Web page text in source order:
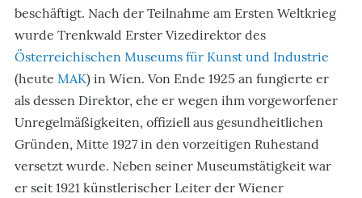
beschäftigt. Nach der Teilnahme am Ersten Weltkrieg
wurde Trenkwald Erster Vizedirektor des
Österreichischen Museums für Kunst und Industrie
(heute MAK) in Wien. Von Ende 1925 an fungierte er
als dessen Direktor, ehe er wegen ihm vorgeworfener
Unregelmäßigkeiten, offiziell aus gesundheitlichen
Gründen, Mitte 1927 in den vorzeitigen Ruhestand
versetzt wurde. Neben seiner Museumstätigkeit war
er seit 1921 künstlerischer Leiter der Wiener